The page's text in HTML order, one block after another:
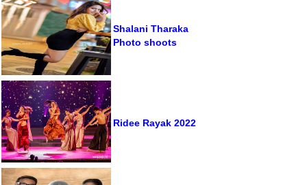
Shalani Tharaka
Photo shoots
Ridee Rayak 2022